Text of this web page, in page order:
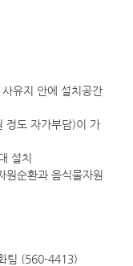
유지 안에 설치공간
도 자가부담)이 가
설치
원순환과 음식물자원
팀 (560-4413)